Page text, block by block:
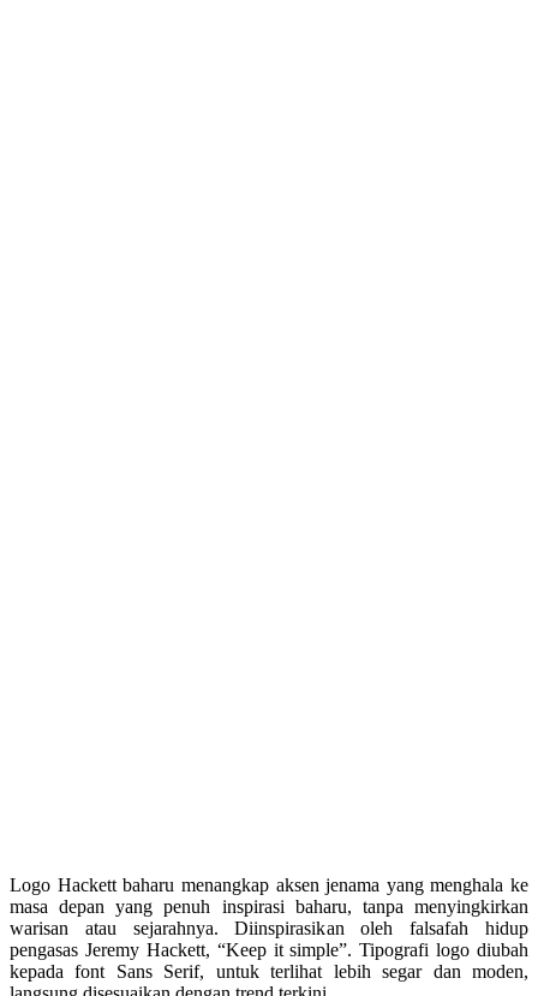
Logo Hackett baharu menangkap aksen jenama yang menghala ke
masa depan yang penuh inspirasi baharu, tanpa menyingkirkan
warisan atau sejarahnya. Diinspirasikan oleh falsafah hidup
pengasas Jeremy Hackett, “Keep it simple”. Tipografi logo diubah
kepada font Sans Serif, untuk terlihat lebih segar dan moden,